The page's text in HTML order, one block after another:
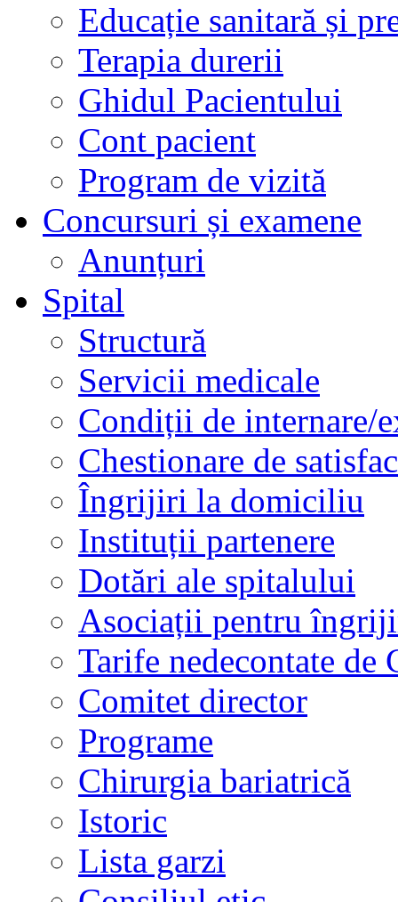
Educație sanitară și
Terapia durerii
Ghidul Pacientului
Cont pacient
Program de vizită
Concursuri și examene
Anunțuri
Spital
Structură
Servicii medicale
Condiții de internare/
Chestionare de
Îngrijiri la domiciliu
Instituții partenere
Dotări ale spitalului
Asociații pentru
Tarife nedecontate de
Comitet director
Programe
Chirurgia bariatrică
Istoric
Lista garzi